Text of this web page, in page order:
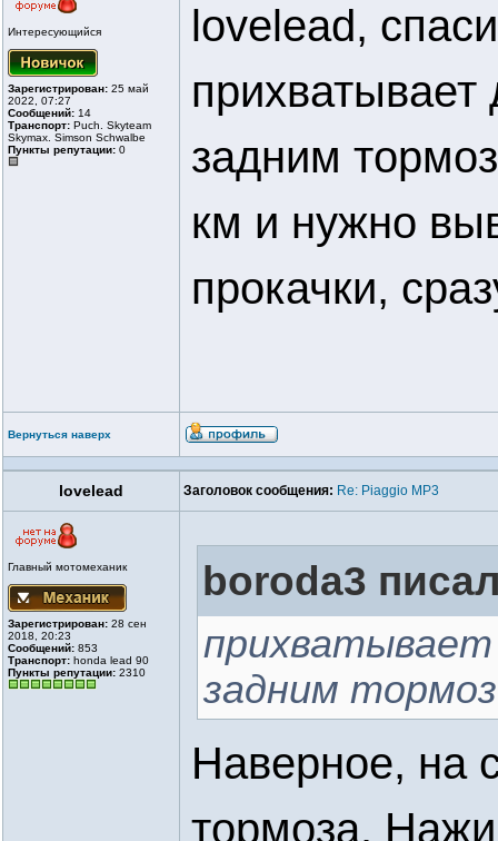
Интересующийся
Зарегистрирован: 25 май
2022, 07:27
Сообщений: 14
Транспорт: Puch. Skyteam
Skymax. Simson Schwalbe
Пункты репутации: 0
lovelead,
задним
км и нужно
прокачки,
Вернуться наверх
lovelead Заголовок сообщения: Re: Piaggio MP3
Главный мотомеханик
Зарегистрирован: 28 сен
2018, 20:23
Сообщений: 853
Транспорт: honda lead 90
Пункты репутации: 2310
boroda3
прихватывает
задним
Наверное, на
тормоза.